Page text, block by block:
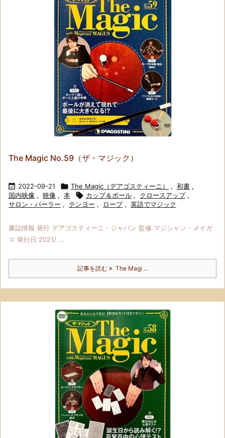
The Magic No.59（ザ・マジック）
 2022-09-21  The Magic（デアゴスティーニ） , 和書 ,
国内映像 , 映像 , 本  カップ＆ボール , クロースアップ ,
サロン・パーラー , テンヨー , ロープ , 英語でマジック
書誌情報 発行 デアゴスティーニ・ジャパン 監修 マジシャン・メイガ
ス 発行日 2021/ ...
記事を読む The Magi ...